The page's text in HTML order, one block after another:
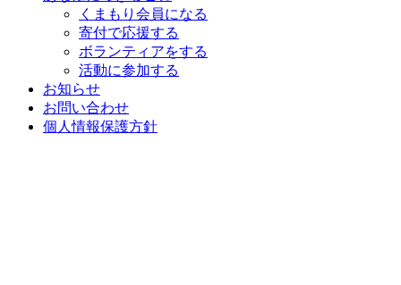
くまもり会員になる
寄付で応援する
ボランティアをする
活動に参加する
お知らせ
お問い合わせ
個人情報保護方針